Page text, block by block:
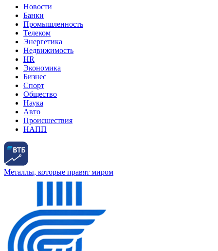
Новости
Банки
Промышленность
Телеком
Энергетика
Недвижимость
HR
Экономика
Бизнес
Спорт
Общество
Наука
Авто
Происшествия
НАПП
Металлы, которые правят миром